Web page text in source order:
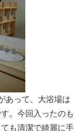
あって、大浴場は
。今回入ったのも
も清潔で綺麗に手